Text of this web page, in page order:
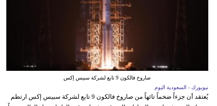
صاروخ فالكون 9 تابع لشركة سبيس إكس
نيويورك - السعودية اليوم
يُعتقد أن جزءاً ضخماً تائهاً من صاروخ فالكون 9 تابع لشركة سبيس إكس ارتطم